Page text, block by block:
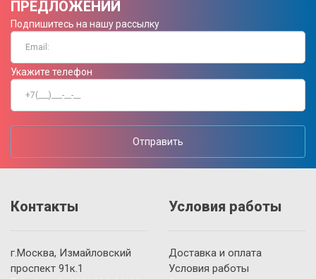
ПРЕДЛОЖЕНИЙ
Подпишитесь на нашу рассылку
Укажите телефон
Отправить
Контакты
г.Москва, Измайловский
проспект 91к.1
Условия работы
Доставка и оплата
Условия работы